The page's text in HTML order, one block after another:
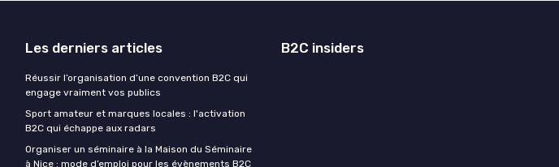
Les derniers articles
Réussir l’organisation d’une convention B2C qui
engage vraiment vos publics
Sport amateur et marques locales : l'activation
B2C qui échappe aux radars
Organiser un séminaire à la Maison du Séminaire
à Nice : mode d’emploi pour les évènements B2C
B2C insiders